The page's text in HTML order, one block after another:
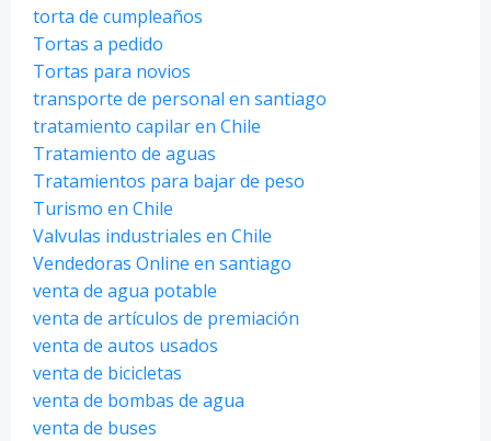
torta de cumpleaños
Tortas a pedido
Tortas para novios
transporte de personal en santiago
tratamiento capilar en Chile
Tratamiento de aguas
Tratamientos para bajar de peso
Turismo en Chile
Valvulas industriales en Chile
Vendedoras Online en santiago
venta de agua potable
venta de artículos de premiación
venta de autos usados
venta de bicicletas
venta de bombas de agua
venta de buses